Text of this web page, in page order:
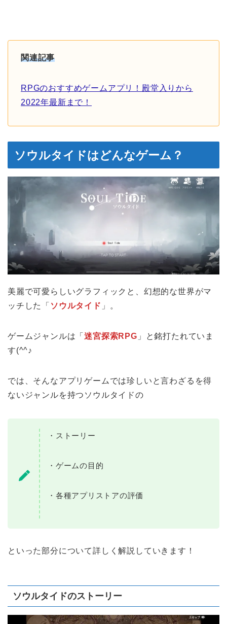
関連記事
RPGのおすすめゲームアプリ！殿堂入りから
2022年最新まで！
ソウルタイドはどんなゲーム？
美麗で可愛らしいグラフィックと、幻想的な世界がマ
ッチした「 ソウルタイド 」。
ゲームジャンルは「迷宮探索RPG 」と銘打たれていま
す(^^♪
では、そんなアプリゲームでは珍しいと言わざるを得
ないジャンルを持つソウルタイドの
・ストーリー
・ゲームの目的
・各種アプリストアの評価
といった部分について詳しく解説していきます！
ソウルタイドのストーリー